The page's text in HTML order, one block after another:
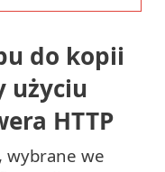
do kopii
użyciu
HTTP
wybrane we